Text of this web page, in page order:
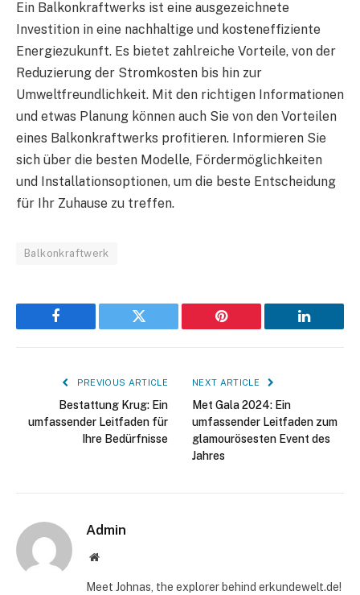
Ein Balkonkraftwerks ist eine ausgezeichnete
Investition in eine nachhaltige und kosteneffiziente
Energiezukunft. Es bietet zahlreiche Vorteile, von der
Reduzierung der Stromkosten bis hin zur
Umweltfreundlichkeit. Mit den richtigen Informationen
und etwas Planung können auch Sie von den Vorteilen
eines Balkonkraftwerks profitieren. Informieren Sie
sich über die besten Modelle, Fördermöglichkeiten
und Installationsoptionen, um die beste Entscheidung
für Ihr Zuhause zu treffen.
Balkonkraftwerk
Facebook Twitter Pinterest LinkedIn
PREVIOUS ARTICLE
Bestattung Krug: Ein
umfassender Leitfaden für
Ihre Bedürfnisse
NEXT ARTICLE
Met Gala 2024: Ein
umfassender Leitfaden zum
glamourösesten Event des
Jahres
Admin
Website
Meet Johnas, the explorer behind erkundewelt.de!